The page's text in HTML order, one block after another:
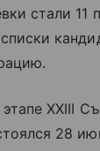
стали 11
XXIII
28